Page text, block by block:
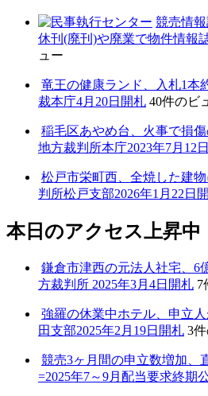
競売情
休刊(廃刊)や廃業で物件情報
ュー
竜王の健康ランド、入札1本
裁本庁4月20日開札 40件のビ
稲毛区あやめ台、火事で損
地方裁判所本庁2023年7月12
松戸市栄町西、全焼した建
判所松戸支部2026年1月22日
本日のアクセス上昇中
鎌倉市津西の元法人社宅、
方裁判所 2025年3月4日開札 7
強羅の休業中ホテル、申立
田支部2025年2月19日開札 3
競売3ヶ月間の申立数増加
=2025年7～9月配当要求終期